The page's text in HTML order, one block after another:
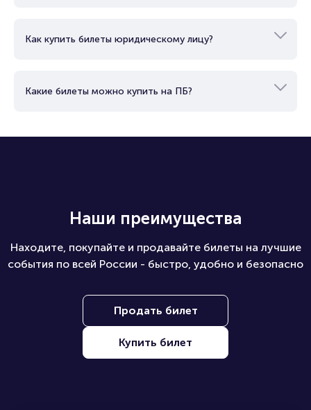
Как купить билеты юридическому лицу?
Какие билеты можно купить на ПБ?
Наши преимущества
Находите, покупайте и продавайте билеты на лучшие
события по всей России - быстро, удобно и безопасно
Продать билет
Купить билет